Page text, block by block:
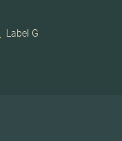
Label G